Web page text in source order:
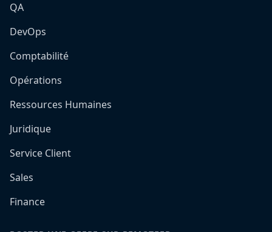
QA
DevOps
Comptabilité
Opérations
Ressources Humaines
Juridique
Service Client
Sales
Finance